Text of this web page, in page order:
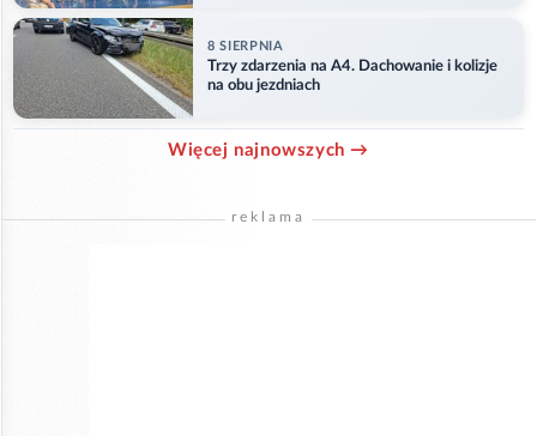
8 SIERPNIA
Trzy zdarzenia na A4. Dachowanie i kolizje
na obu jezdniach
Więcej najnowszych →
reklama